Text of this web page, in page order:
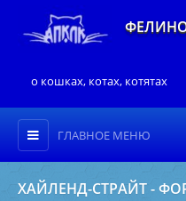
о кошках, котах, котятах
ГЛАВНОЕ МЕНЮ
ХАЙЛЕНД-СТРАЙТ -